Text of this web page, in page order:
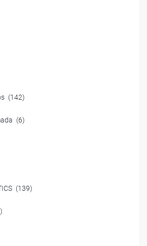
(142)
(6)
(139)